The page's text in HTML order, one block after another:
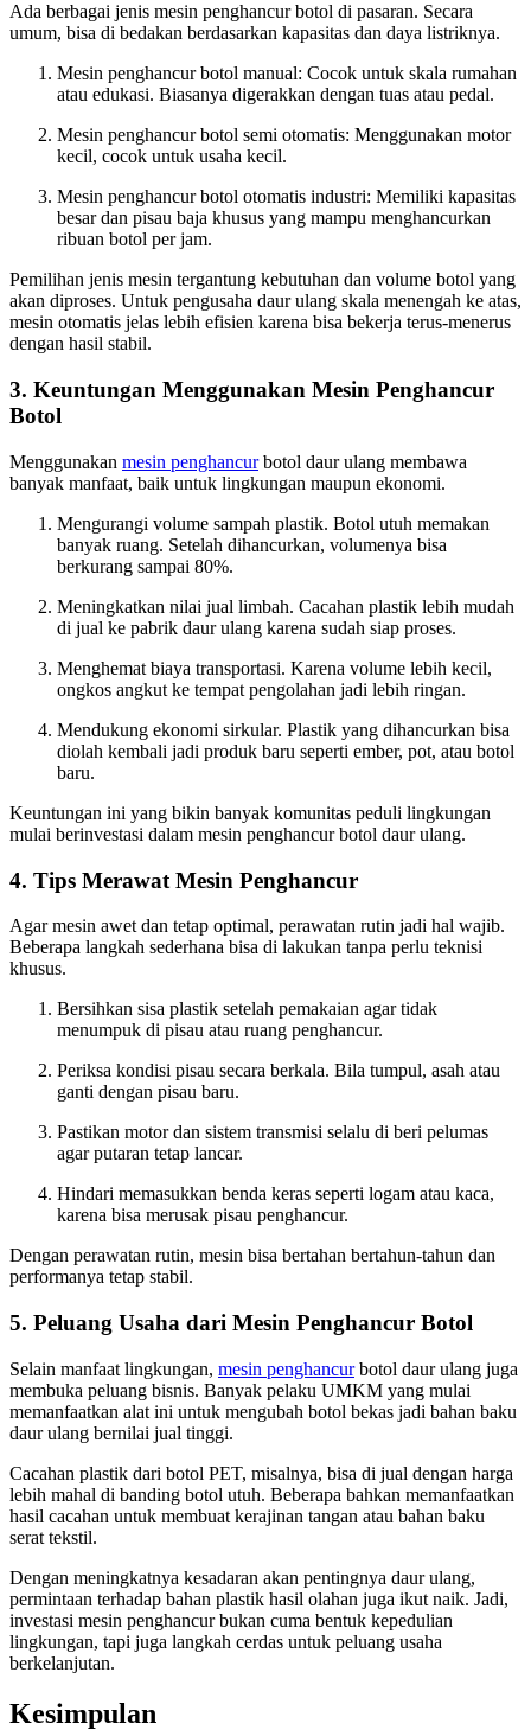
Ada berbagai jenis mesin penghancur botol di pasaran. Secara
umum, bisa di bedakan berdasarkan kapasitas dan daya listriknya.
Mesin penghancur botol manual: Cocok untuk skala rumahan
atau edukasi. Biasanya digerakkan dengan tuas atau pedal.
Mesin penghancur botol semi otomatis: Menggunakan motor
kecil, cocok untuk usaha kecil.
Mesin penghancur botol otomatis industri: Memiliki kapasitas
besar dan pisau baja khusus yang mampu menghancurkan
ribuan botol per jam.
Pemilihan jenis mesin tergantung kebutuhan dan volume botol yang
akan diproses. Untuk pengusaha daur ulang skala menengah ke atas,
mesin otomatis jelas lebih efisien karena bisa bekerja terus-menerus
dengan hasil stabil.
3. Keuntungan Menggunakan Mesin Penghancur
Botol
Menggunakan mesin penghancurbotol daur ulang membawa
banyak manfaat, baik untuk lingkungan maupun ekonomi.
Mengurangi volume sampah plastik. Botol utuh memakan
banyak ruang. Setelah dihancurkan, volumenya bisa
berkurang sampai 80%.
Meningkatkan nilai jual limbah. Cacahan plastik lebih mudah
di jual ke pabrik daur ulang karena sudah siap proses.
Menghemat biaya transportasi. Karena volume lebih kecil,
ongkos angkut ke tempat pengolahan jadi lebih ringan.
Mendukung ekonomi sirkular. Plastik yang dihancurkan bisa
diolah kembali jadi produk baru seperti ember, pot, atau botol
baru.
Keuntungan ini yang bikin banyak komunitas peduli lingkungan
mulai berinvestasi dalam mesin penghancur botol daur ulang.
4. Tips Merawat Mesin Penghancur
Agar mesin awet dan tetap optimal, perawatan rutin jadi hal wajib.
Beberapa langkah sederhana bisa di lakukan tanpa perlu teknisi
khusus.
Bersihkan sisa plastik setelah pemakaian agar tidak
menumpuk di pisau atau ruang penghancur.
Periksa kondisi pisau secara berkala. Bila tumpul, asah atau
ganti dengan pisau baru.
Pastikan motor dan sistem transmisi selalu di beri pelumas
agar putaran tetap lancar.
Hindari memasukkan benda keras seperti logam atau kaca,
karena bisa merusak pisau penghancur.
Dengan perawatan rutin, mesin bisa bertahan bertahun-tahun dan
performanya tetap stabil.
5. Peluang Usaha dari Mesin Penghancur Botol
Selain manfaat lingkungan, mesin penghancurbotol daur ulang juga
membuka peluang bisnis. Banyak pelaku UMKM yang mulai
memanfaatkan alat ini untuk mengubah botol bekas jadi bahan baku
daur ulang bernilai jual tinggi.
Cacahan plastik dari botol PET, misalnya, bisa di jual dengan harga
lebih mahal di banding botol utuh. Beberapa bahkan memanfaatkan
hasil cacahan untuk membuat kerajinan tangan atau bahan baku
serat tekstil.
Dengan meningkatnya kesadaran akan pentingnya daur ulang,
permintaan terhadap bahan plastik hasil olahan juga ikut naik. Jadi,
investasi mesin penghancur bukan cuma bentuk kepedulian
lingkungan, tapi juga langkah cerdas untuk peluang usaha
berkelanjutan.
Kesimpulan